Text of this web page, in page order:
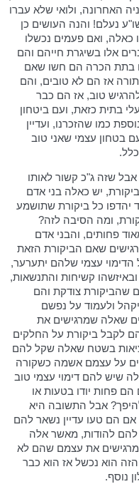
האחרונה, ולואי שלא עברו
נעלם! והנה העושים כן
כאלה, ואם פעמים נכשלו
אלו בשיגרת חייהם והם
בתת הכרה הם חשו שאם
אז הם לא טובים, והם
טוב, אז הם כבר
בתית כזאת, ועם ביטחון
כמו שהזכרנו, ועדיין
בטחון עצמי שאני טוב
שזה ג"כ קשור לאותו
יש כאלה בני אדם
יהדפו כל ביקורת שתושמע
ומה הסיבה לזה?
פחותים, והבני אדם
שאם הביקורת הזאת
הדימוי עצמי שלהם יתערער,
קשיחות והתנשאות,
שהביקורת צודקת והם
ולעמוד על נפשם
שאלה שמרגישים את
לקבל ביקורת על החלקים
בשטח שאלה שקל להם
על עצמם אשמה כשקורה
שיש להם דימוי עצמי טוב
הם פחות יודו בטעות או
אבל התשובה היא
הם טעו עדיין נשאר להם
להם להודות, מאשר אלה
את עצמם שהם לא
הוא נכשל אז הוא כבר
נוסף.